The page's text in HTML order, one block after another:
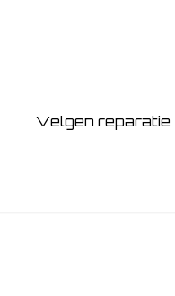
Velgen reparatie